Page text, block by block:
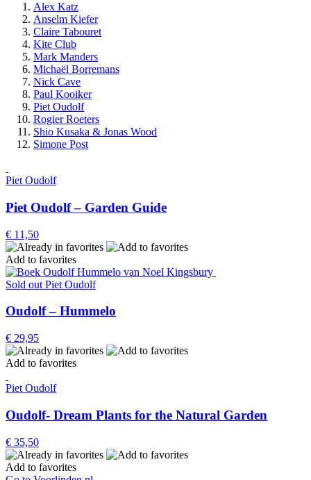
Alex Katz
Anselm Kiefer
Claire Tabouret
Kite Club
Mark Manders
Michaël Borremans
Nick Cave
Paul Kooiker
Piet Oudolf
Rogier Roeters
Shio Kusaka & Jonas Wood
Simone Post
Piet Oudolf
Piet Oudolf – Garden Guide
€ 11,50
Add to favorites
Sold out Piet Oudolf
Oudolf – Hummelo
€ 29,95
Add to favorites
Piet Oudolf
Oudolf- Dream Plants for the Natural Garden
€ 35,50
Add to favorites